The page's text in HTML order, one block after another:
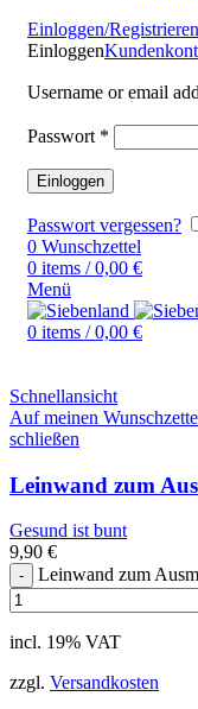
Einloggen/Registrieren
Einloggen
Username or email
Passwort *
Einloggen
Passwort vergessen?
0 Wunschzettel
0 items / 0,00 €
Menü
0 items / 0,00 €
Schnellansicht
Auf meinen
schließen
Leinwand zum
Gesund ist bunt
9,90 €
Leinwand zum
incl. 19% VAT
zzgl. Versandkosten